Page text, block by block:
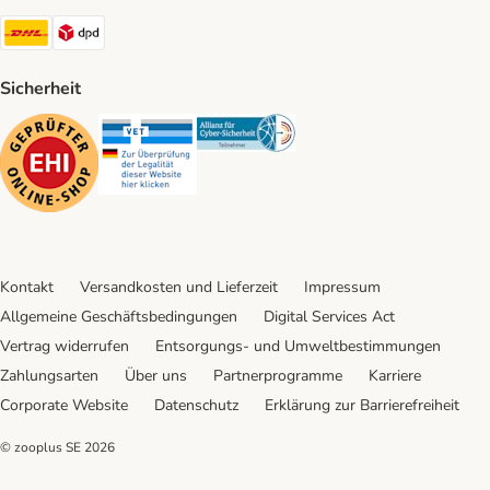
DHL Shipping Method
Sicherheit
Security Security Security
Kontakt Versandkosten und Lieferzeit
Impressum
Allgemeine Geschäftsbedingungen
Digital Services Act
Vertrag widerrufen
Entsorgungs- und Umweltbestimmungen
Zahlungsarten
Über uns Partnerprogramme
Karriere
Corporate Website
Datenschutz Erklärung zur Barrierefreiheit
© zooplus SE 2026